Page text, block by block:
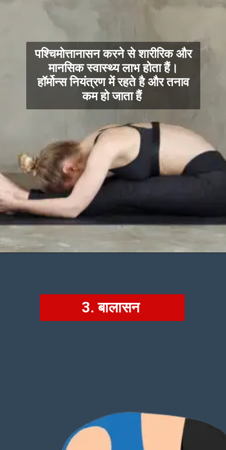
पश्चिमोत्तानासन करने से शारीरिक और
मानसिक स्वास्थ्य लाभ होता हैं।
हॉर्मोन्स नियंत्रण में रहते है और तनाव
कम हो जाता हैं
3. बालासन